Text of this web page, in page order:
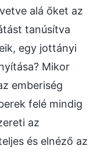
alá őket az
tanúsítva
egy jottányi
Mikor
emberiség
felé mindig
az
és elnéző az